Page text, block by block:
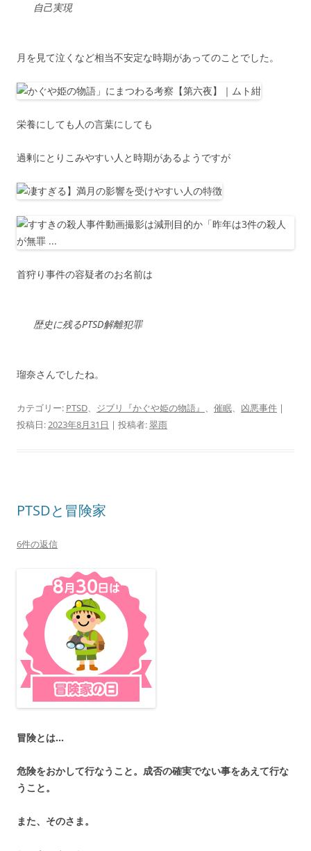
自己実現
月を見て泣くなど相当不安定な時期があってのことでした。
栄養にしても人の言葉にしても
過剰にとりこみやすい人と時期があるようですが
首狩り事件の容疑者のお名前は
歴史に残るPTSD解離犯罪
瑠奈さんでしたね。
カテゴリー: PTSD、 ジブリ『かぐや姫の物語』 、 催眠、 凶悪事件 |
投稿日:2023年8月31日 | 投稿者:翠雨
PTSDと冒険家
6件の返信
冒険とは…
危険をおかして行なうこと。成否の確実でない事をあえて行な
うこと。
また、そのさま。